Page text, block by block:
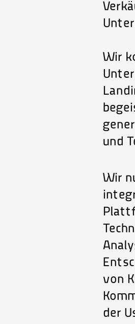
Wir
und
Wir
von
der